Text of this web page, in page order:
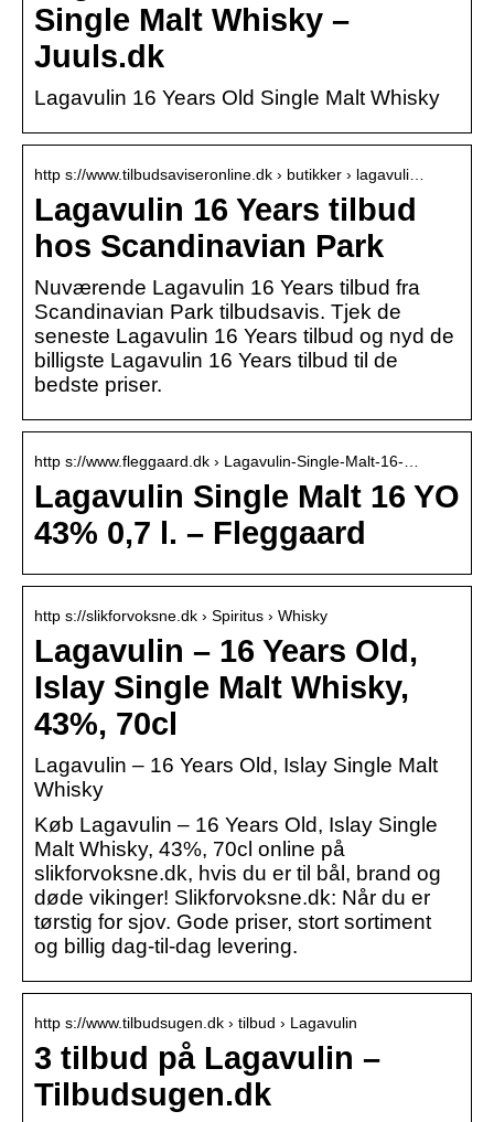
Single Malt Whisky –
Juuls.dk
Lagavulin 16 Years Old Single Malt Whisky
http s://www.tilbudsaviseronline.dk › butikker › lagavuli…
Lagavulin 16 Years tilbud
hos Scandinavian Park
Nuværende Lagavulin 16 Years tilbud fra
Scandinavian Park tilbudsavis. Tjek de
seneste Lagavulin 16 Years tilbud og nyd de
billigste Lagavulin 16 Years tilbud til de
bedste priser.
http s://www.fleggaard.dk › Lagavulin-Single-Malt-16-…
Lagavulin Single Malt 16 YO
43% 0,7 l. – Fleggaard
http s://slikforvoksne.dk › Spiritus › Whisky
Lagavulin – 16 Years Old,
Islay Single Malt Whisky,
43%, 70cl
Lagavulin – 16 Years Old, Islay Single Malt
Whisky
Køb Lagavulin – 16 Years Old, Islay Single
Malt Whisky, 43%, 70cl online på
slikforvoksne.dk, hvis du er til bål, brand og
døde vikinger! Slikforvoksne.dk: Når du er
tørstig for sjov. Gode priser, stort sortiment
og billig dag-til-dag levering.
http s://www.tilbudsugen.dk › tilbud › Lagavulin
3 tilbud på Lagavulin –
Tilbudsugen.dk